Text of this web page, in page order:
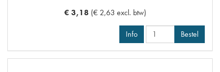
€ 3,18 (€ 2,63 excl. btw)
Info Bestel